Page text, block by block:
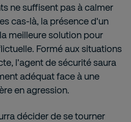
ne suffisent pas à calmer
cas-là, la présence d'un
meilleure solution pour
Formé aux situations
l'agent de sécurité saura
adéquat face à une
en agression.
décider de se tourner